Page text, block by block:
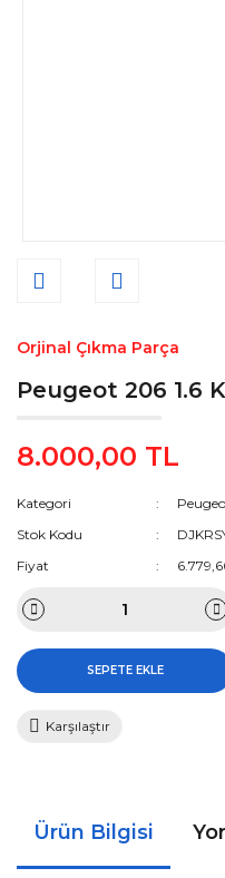
Orjinal Çıkma Parça
Peugeot 206 1.6
8.000,00 TL
Kategori
Stok Kodu
Fiyat
SEPETE EKLE
Karşılaştır
Ürün Bilgisi